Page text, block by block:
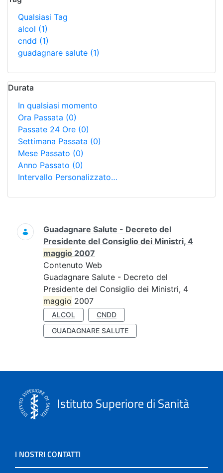
Qualsiasi Tag
alcol (1)
cndd (1)
guadagnare salute (1)
Durata
In qualsiasi momento
Ora Passata (0)
Passate 24 Ore (0)
Settimana Passata (0)
Mese Passato (0)
Anno Passato (0)
Intervallo Personalizzato…
Ricerca
Guadagnare Salute - Decreto del
Presidente del Consiglio dei Ministri, 4
maggio 2007
Contenuto Web
Guadagnare Salute - Decreto del
Presidente del Consiglio dei Ministri, 4
maggio 2007
ALCOL
CNDD
GUADAGNARE SALUTE
Istituto Superiore di Sanità
I NOSTRI CONTATTI